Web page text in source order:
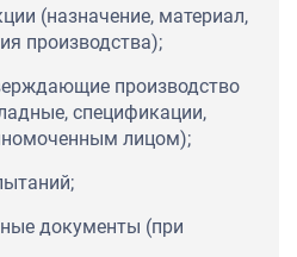
(назначение, материал,
производства);
производство
спецификации,
лицом);
документы (при